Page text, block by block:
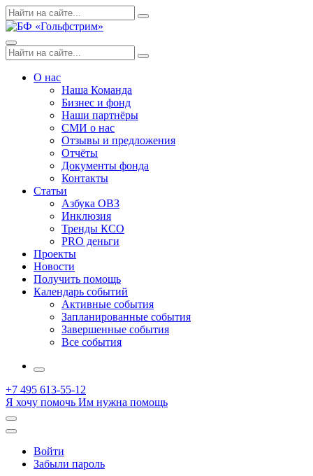
Skip
to
Поиск
по:
Search
Menu
Поиск
по:
Search
О нас
Наша Команда
Бизнес и фонд
Наши партнёры
СМИ о нас
Отзывы и предложения
Отчёты
Документы фонда
Контакты
Статьи
Азбука ОВЗ
Инклюзия
Тренды КСО
PRO деньги
Проекты
Новости
Получить помощь
Календарь событий
Активные события
Запланированные события
Завершенные события
Все события
More
+7 495 613-55-12
Я хочу помочь Им нужна помощь
Открыть
поиск
Профиль
Войти
Забыли пароль